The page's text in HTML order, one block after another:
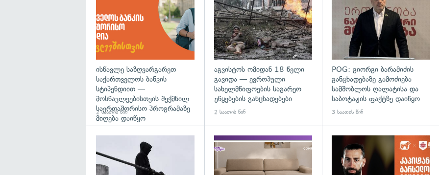
ისწავლე საზღვარგარეთ
საქართველოს ბანკის
სტიპენდიით —
მოსწავლეებისთვის შექმნილ
საერთაშორისო პროგრამაზე
მიღება დაიწყო
2 საათის წინ
აგვისტოს ომიდან 18 წელი
გავიდა — ევროპული
სახელმწიფოების საგარეო
უწყებების განცხადებები
2 საათის წინ
POG: გიორგი ბარამიძის
განცხადებაზე გამოძიება
სამშობლოს ღალატისა და
საბოტაჟის ფაქტზე დაიწყო
3 საათის წინ
გადახედვა